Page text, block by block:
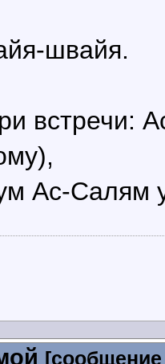
швайя.
встречи:
Ас-Салям
[сообщение